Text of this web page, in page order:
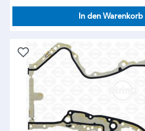
In den Warenkorb